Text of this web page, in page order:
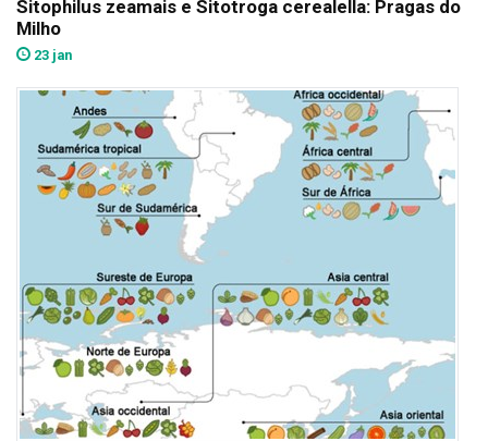
Sitophilus zeamais e Sitotroga cerealella: Pragas do
Milho
23 jan